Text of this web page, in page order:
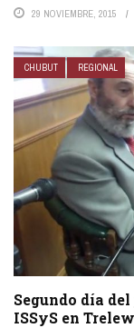
29 NOVIEMBRE, 2015
CHUBUT REGIONAL
Segundo día
ISSyS en Trelew